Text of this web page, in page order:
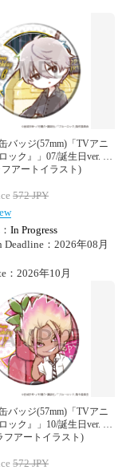
バッジ(57mm)「TVアニ
ック』」07/誕生日ver. 凪
アートイラスト)
572JPY
In Progress
Deadline：2026年08月
：2026年10月
バッジ(57mm)「TVアニ
ック』」10/誕生日ver. 士
フアートイラスト)
572JPY